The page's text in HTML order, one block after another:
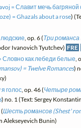
= Славит мечь багряной
= Ghazals about a rose)
, op. 6 (Три романса
Ivanovich Tyutchev) FRE
Словно как лебеди белые,
= Twelve Romances)
голос, op. 46 (Четыре
) no. 1 (Text: Sergey
(Шесть романсов (Shest'
Alekseyevich Bunin)